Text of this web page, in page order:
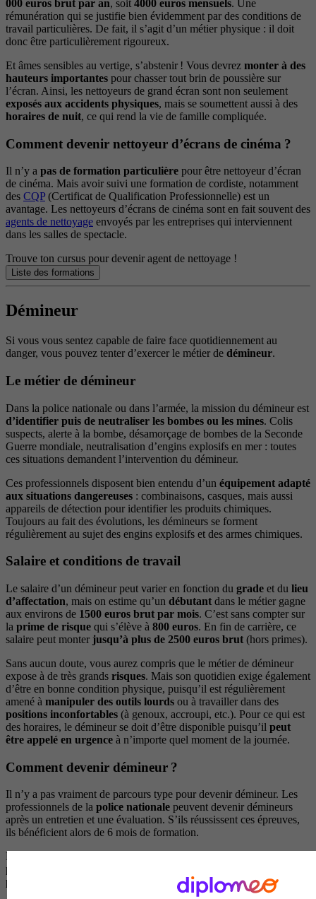
000 euros brut par an, soit 4000 euros mensuels. Une
rémunération qui se justifie bien évidemment par des conditions de
travail particulières. De fait, il s’agit d’un métier physique : il doit
donc être particulièrement rigoureux.
Et âmes sensibles au vertige, s’abstenir ! Vous devrez monter à des
hauteurs importantes pour chasser tout brin de poussière sur
l’écran. Ainsi, les nettoyeurs de grand écran sont non seulement
exposés aux accidents physiques, mais se soumettent aussi à des
horaires de nuit, ce qui rend la vie de famille compliquée.
Comment devenir nettoyeur d’écrans de cinéma ?
Il n’y a pas de formation particulière pour être nettoyeur d’écran
de cinéma. Mais avoir suivi une formation de cordiste, notamment
des CQP (Certificat de Qualification Professionnelle) est un
avantage. Les nettoyeurs d’écrans de cinéma sont en fait souvent des
agents de nettoyage envoyés par les entreprises qui interviennent
dans les salles de spectacle.
Trouve ton cursus pour devenir agent de nettoyage !
Liste des formations
Démineur
Si vous vous sentez capable de faire face quotidiennement au
danger, vous pouvez tenter d’exercer le métier de démineur.
Le métier de démineur
Dans la police nationale ou dans l’armée, la mission du démineur est
d’identifier puis de neutraliser les bombes ou les mines. Colis
suspects, alerte à la bombe, désamorçage de bombes de la Seconde
Guerre mondiale, neutralisation d’engins explosifs en mer : toutes
ces situations demandent l’intervention du démineur.
Ces professionnels disposent bien entendu d’un équipement adapté
aux situations dangereuses : combinaisons, casques, mais aussi
appareils de détection pour identifier les produits chimiques.
Toujours au fait des évolutions, les démineurs se forment
régulièrement au sujet des engins explosifs et des armes chimiques.
Salaire et conditions de travail
Le salaire d’un démineur peut varier en fonction du grade et du lieu
d’affectation, mais on estime qu’un débutant dans le métier gagne
aux environs de 1500 euros brut par mois. C’est sans compter sur
la prime de risque qui s’élève à 800 euros. En fin de carrière, ce
salaire peut monter jusqu’à plus de 2500 euros brut (hors primes).
Sans aucun doute, vous aurez compris que le métier de démineur
expose à de très grands risques. Mais son quotidien exige également
d’être en bonne condition physique, puisqu’il est régulièrement
amené à manipuler des outils lourds ou à travailler dans des
positions inconfortables (à genoux, accroupi, etc.). Pour ce qui est
des horaires, le démineur se doit d’être disponible puisqu’il peut
être appelé en urgence à n’importe quel moment de la journée.
Comment devenir démineur ?
Il n’y a pas vraiment de parcours type pour devenir démineur. Les
professionnels de la police nationale peuvent devenir démineurs
après un entretien et une évaluation. S’ils réussissent ces épreuves,
ils bénéficient alors de 6 mois de formation.
Du côté de l’
peuvent suivre une spécialisation en déminage. Aucun diplôme
particulier n’est donc requis.